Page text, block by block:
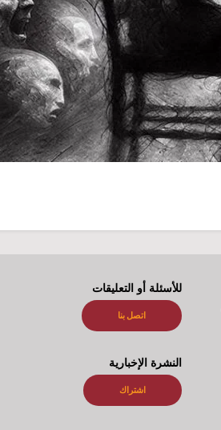
للأسئلة أو التعليقات
اتصل بنا
النشرة الإخبارية
اشتراك